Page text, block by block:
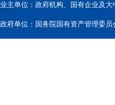
业主单位：政府机构、国有企业及
政府单位： 国务院国有资产管理委员